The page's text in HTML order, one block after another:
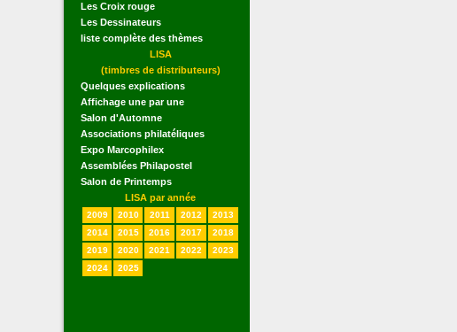
Les Croix rouge
Les Dessinateurs
liste complète des thèmes
LISA
(timbres de distributeurs)
Quelques explications
Affichage une par une
Salon d'Automne
Associations philatéliques
Expo Marcophilex
Assemblées Philapostel
Salon de Printemps
LISA par année
2009 2010 2011 2012
2013
2014
2015 2016 2017
2018
2019
2020 2021 2022
2023
2024
2025